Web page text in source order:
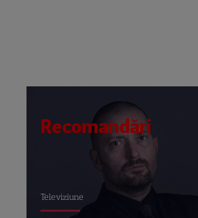
Recomandări
Televiziune